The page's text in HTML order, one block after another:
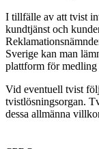
I tillfälle av att tvist
kundtjänst och
Sverige kan man
plattform för medling
Vid eventuell tvist
tvistlösningsorgan.
dessa allmänna